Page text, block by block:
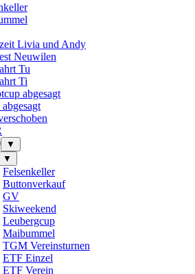
Livia und Andy
Neuwilen
Tu
Ti
abgesagt
▼
▼
Felsenkeller
Buttonverkauf
GV
Skiweekend
Leubergcup
Maibummel
TGM Vereinsturnen
ETF Einzel
ETF Verein